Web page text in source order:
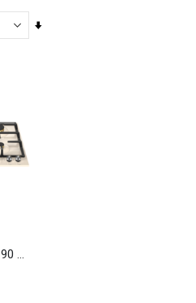
Imposta
Bertazzoni piano gas da 90 con dual wok laterale